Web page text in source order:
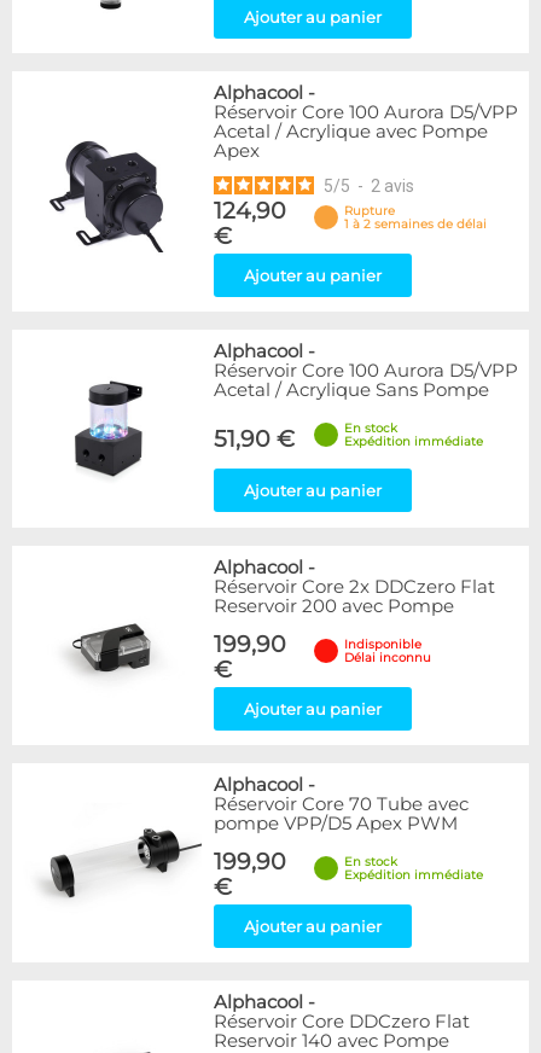
Ajouter au panier
Alphacool -
Réservoir Core 100 Aurora D5/VPP
Acetal / Acrylique avec Pompe
Apex
5/5 - 2 avis
124,90
€
Rupture
1 à 2 semaines de délai
Ajouter au panier
Alphacool -
Réservoir Core 100 Aurora D5/VPP
Acetal / Acrylique Sans Pompe
51,90 €
En stock
Expédition immédiate
Ajouter au panier
Alphacool -
Réservoir Core 2x DDCzero Flat
Reservoir 200 avec Pompe
199,90
€
Indisponible
Délai inconnu
Ajouter au panier
Alphacool -
Réservoir Core 70 Tube avec
pompe VPP/D5 Apex PWM
199,90
€
En stock
Expédition immédiate
Ajouter au panier
Alphacool -
Réservoir Core DDCzero Flat
Reservoir 140 avec Pompe